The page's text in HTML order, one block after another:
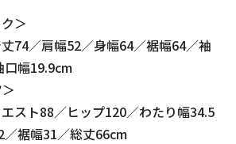
＞
74／肩幅52／身幅64／裾幅64／袖
口幅19.9cm
スト88／ヒップ120／わたり幅34.5
／裾幅31／総丈66cm